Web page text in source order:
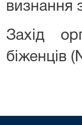
визнання
Захід
біженців